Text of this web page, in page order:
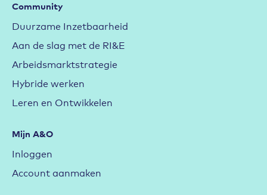
Community
Duurzame Inzetbaarheid
Aan de slag met de RI&E
Arbeidsmarktstrategie
Hybride werken
Leren en Ontwikkelen
Mijn A&O
Inloggen
Account aanmaken